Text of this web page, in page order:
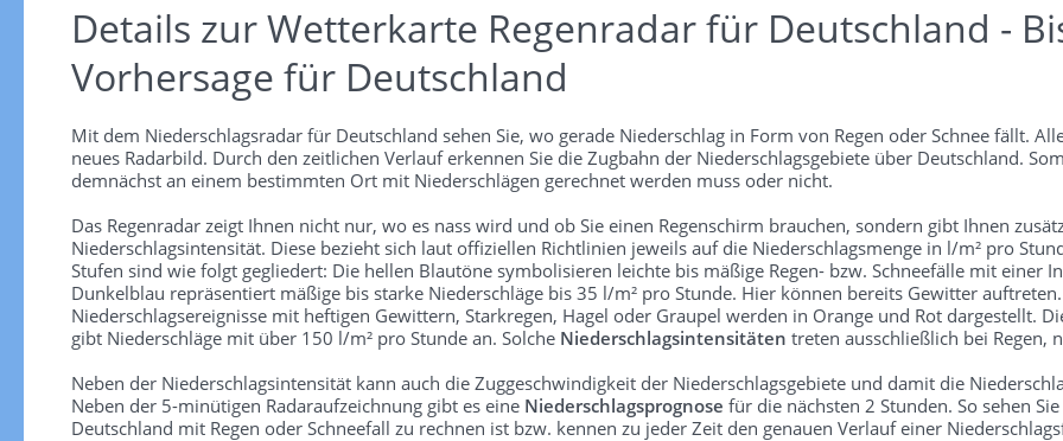
Details zur Wetterkarte Regenradar für Deutschland -
Vorhersage für Deutschland
Mit dem Niederschlagsradar für Deutschland sehen Sie, wo gerade Niederschlag in Form von Regen oder Schnee fällt.
neues Radarbild. Durch den zeitlichen Verlauf erkennen Sie die Zugbahn der Niederschlagsgebiete über Deutschland.
demnächst an einem bestimmten Ort mit Niederschlägen gerechnet werden muss oder nicht.
Das Regenradar zeigt Ihnen nicht nur, wo es nass wird und ob Sie einen Regenschirm brauchen, sondern gibt Ihnen
Niederschlagsintensität. Diese bezieht sich laut offiziellen Richtlinien jeweils auf die Niederschlagsmenge in l/m² pro
Stufen sind wie folgt gegliedert: Die hellen Blautöne symbolisieren leichte bis mäßige Regen- bzw. Schneefälle mit einer
Dunkelblau repräsentiert mäßige bis starke Niederschläge bis 35 l/m² pro Stunde. Hier können bereits Gewitter
Niederschlagsereignisse mit heftigen Gewittern, Starkregen, Hagel oder Graupel werden in Orange und Rot dargestellt.
gibt Niederschläge mit über 150 l/m² pro Stunde an. Solche Niederschlagsintensitäten treten ausschließlich bei Regen,
Neben der Niederschlagsintensität kann auch die Zuggeschwindigkeit der Niederschlagsgebiete und damit die
Neben der 5-minütigen Radaraufzeichnung gibt es eine Niederschlagsprognose für die nächsten 2 Stunden. So sehen
Deutschland mit Regen oder Schneefall zu rechnen ist bzw. kennen zu jeder Zeit den genauen Verlauf einer